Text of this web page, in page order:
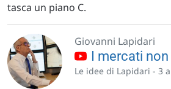
tasca un piano C.
Giovanni Lapidari
I mercati
Le idee di Lapidari - 3